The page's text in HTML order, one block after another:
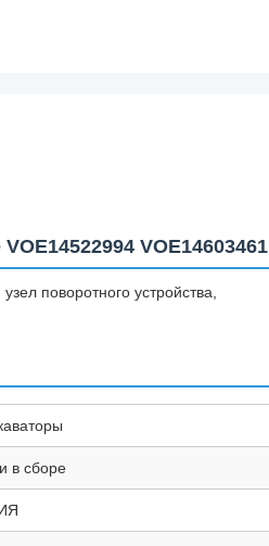
VOE14603461
поворотного устройства,
в сборе